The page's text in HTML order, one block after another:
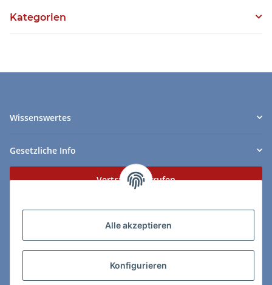
Alle akzeptieren
Konfigurieren
Kategorien
Wissenswertes
Gesetzliche Info
Vertrag widerrufen